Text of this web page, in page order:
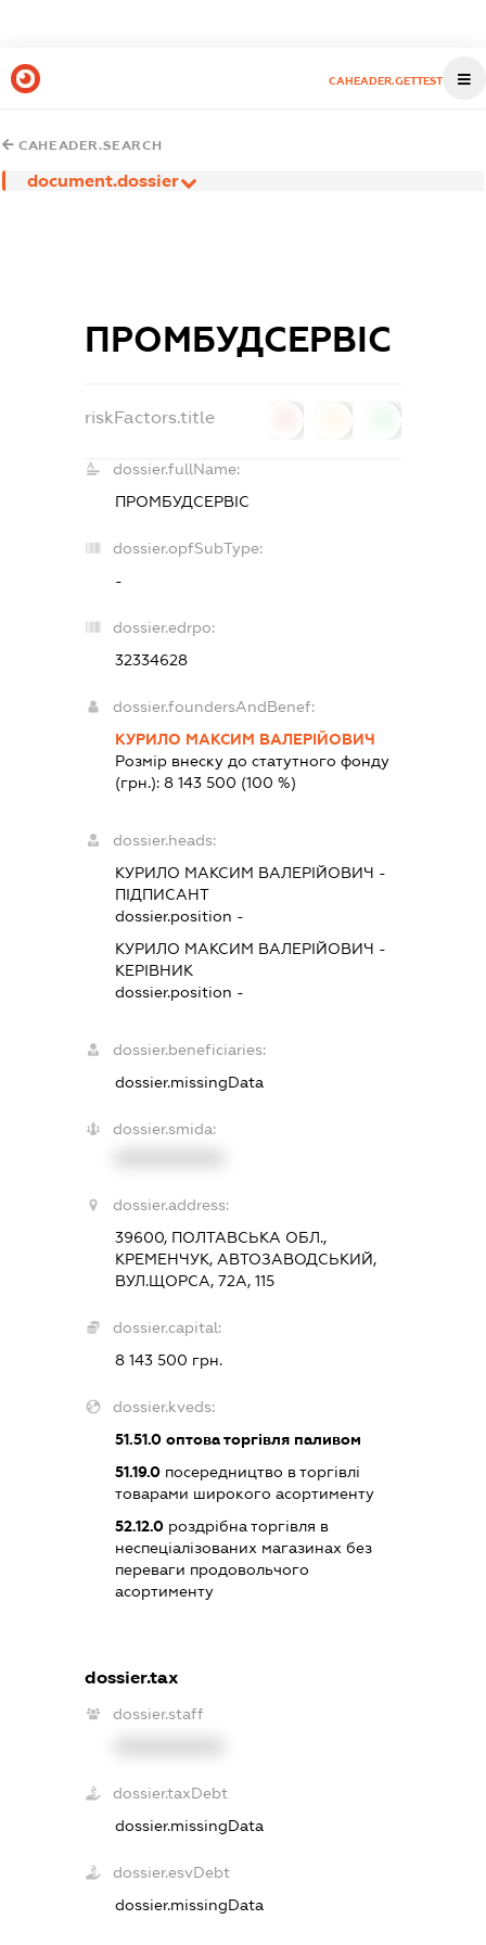
CAHEADER.GETTEST
CAHEADER.SEARCH
document.dossier
ПРОМБУДСЕРВІС
riskFactors.title
dossier.fullName:
ПРОМБУДСЕРВІС
dossier.opfSubType:
-
dossier.edrpo:
32334628
dossier.foundersAndBenef:
КУРИЛО МАКСИМ ВАЛЕРІЙОВИЧ
Розмір внеску до статутного фонду
(грн.): 8 143 500 (100 %)
dossier.heads:
КУРИЛО МАКСИМ ВАЛЕРІЙОВИЧ -
ПІДПИСАНТ
dossier.position -
КУРИЛО МАКСИМ ВАЛЕРІЙОВИЧ -
КЕРІВНИК
dossier.position -
dossier.beneficiaries:
dossier.missingData
dossier.smida:
dossier.address:
39600, ПОЛТАВСЬКА ОБЛ.,
КРЕМЕНЧУК, АВТОЗАВОДСЬКИЙ,
ВУЛ.ЩОРСА, 72А, 115
dossier.capital:
8 143 500 грн.
dossier.kveds:
51.51.0оптова торгівля паливом
51.19.0посередництво в торгівлі
товарами широкого асортименту
52.12.0роздрібна торгівля в
неспеціалізованих магазинах без
переваги продовольчого
асортименту
dossier.tax
dossier.staff
dossier.taxDebt
dossier.missingData
dossier.esvDebt
dossier.missingData